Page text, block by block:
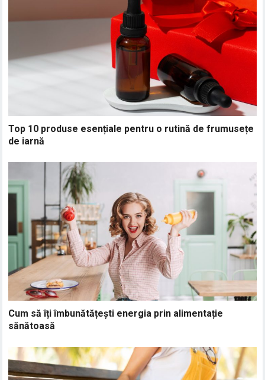
Top 10 produse esențiale pentru o rutină de frumusețe
de iarnă
Cum să îți îmbunătățești energia prin alimentație
sănătoasă